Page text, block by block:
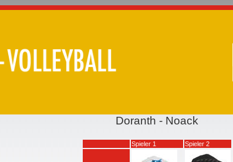
Doranth - Noack
Spieler 1 Spieler 2